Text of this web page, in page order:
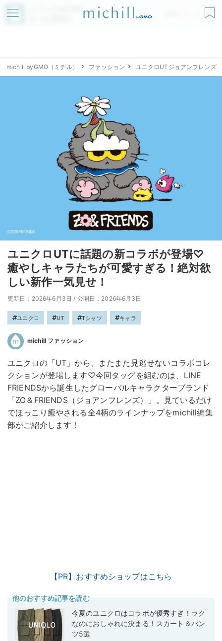
アプリでmichillが
無料ダウンロード
michill byGMO（ミチル） ファッション ユニクロUTジョアンフレンズ
ユニクロUTに話題の新コラボが登場♡
癒やしキャラたちが可愛すぎる！絶対欲
しい新作一気見せ！
更新日：2026年6月3日 / 公開日：2026年6月3日
ユニクロ UT Tシャツ キャラ
michill ファッション
ユニクロの「UT」から、またまた見逃せないコラボコレ
クションが登場します♡今回タッグを組むのは、LINE
FRIENDSから誕生したグローバルキャラクターブランド
「ZO＆FRIENDS（ジョアンフレンズ）」。見ているだけ
でほっこり癒やされる全4柄のラインナップをmichill編集
部がご紹介します！
【PR】おすすめショップはこちら
他のおすすめ記事を読む
今夏のユニクロはコラボが優秀すぎ！ラク
なのにおしゃれに決まる！スカート＆パン
ツ5選